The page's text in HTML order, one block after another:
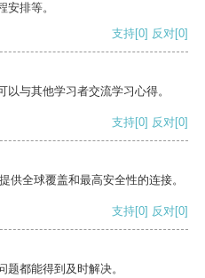
排等。
支持[0] 反对[0]
与其他学习者交流学习心得。
支持[0] 反对[0]
供全球覆盖和最高安全性的连接。
支持[0] 反对[0]
都能得到及时解决。